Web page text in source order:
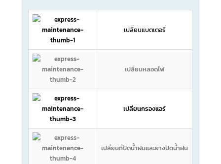
เปลี่ยนแบตเตอรี่
เปลี่ยนหลอดไฟ
เปลี่ยนกรองแอร์
เปลี่ยนที่ปัดน้ำฝนและยางปัดน้ำฝน